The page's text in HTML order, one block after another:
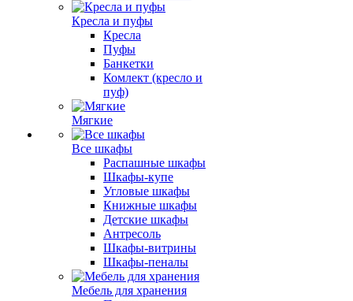
Кресла и пуфы
Кресла
Пуфы
Банкетки
Комлект (кресло и
пуф)
Мягкие
Все шкафы
Распашные шкафы
Шкафы-купе
Угловые шкафы
Книжные шкафы
Детские шкафы
Антресоль
Шкафы-витрины
Шкафы-пеналы
Мебель для хранения